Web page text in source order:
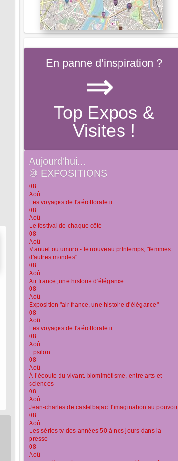
En panne d'inspiration ?
⇒
Top Expos &
Visites !
Aujourd'hui...
⑩ EXPOSITIONS
08
Aoû
Les voyages de l'aéroflorale ii
08
Aoû
Le festival de chaque côté
08
Aoû
Manuel outumuro - le nouveau printemps, "femmes
d'autres mondes"
08
Aoû
Air france, une histoire d'élégance
08
Aoû
Exposition "air france, une histoire d'élégance"
08
Aoû
Les voyages de l'aéroflorale ii
08
Aoû
Epsilon
08
Aoû
À l’écoute du vivant. biomimétisme, entre arts et
sciences
08
Aoû
Jean-charles de castelbajac. l'imagination au pouvoir
08
Aoû
Les séries tv des années 50 à nos jours dans la
presse
08
Aoû